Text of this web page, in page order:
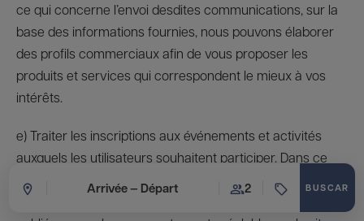
Arrivée — Départ 2
ce qui concerne l’envoi desdites communications, sur la
base des informations fournies, nous pouvons élaborer
des profils commerciaux afin de vous proposer les
produits et services qui correspondent le mieux à vos
intérêts.
e) Traiter les inscriptions aux événements et activités
auxquels les utilisateurs souhaitent participer. Dans ce
cas, les images ou vidéos réalisées individuellement des
participants pendant leur déroulement pourront être